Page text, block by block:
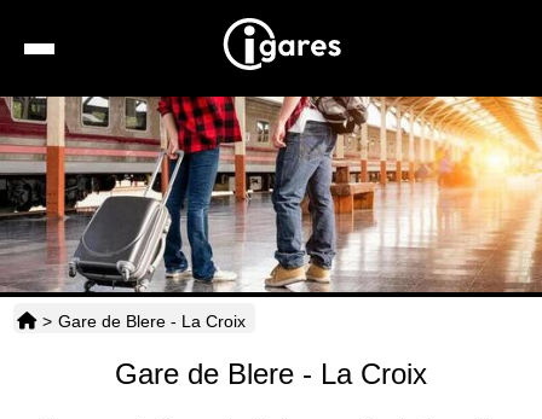
Recherche
Location de voiture
Hôtels
Taxis
> Gare de Blere - La Croix
Gare de Blere - La Croix